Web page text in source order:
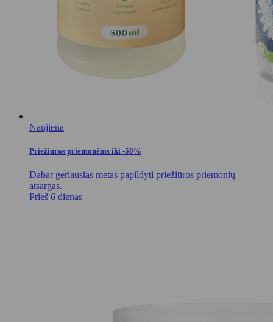
Naujiena
Priežiūros priemonėms iki -50%
Dabar geriausias metas papildyti priežiūros priemonių
atsargas.
Prieš 6 dienas